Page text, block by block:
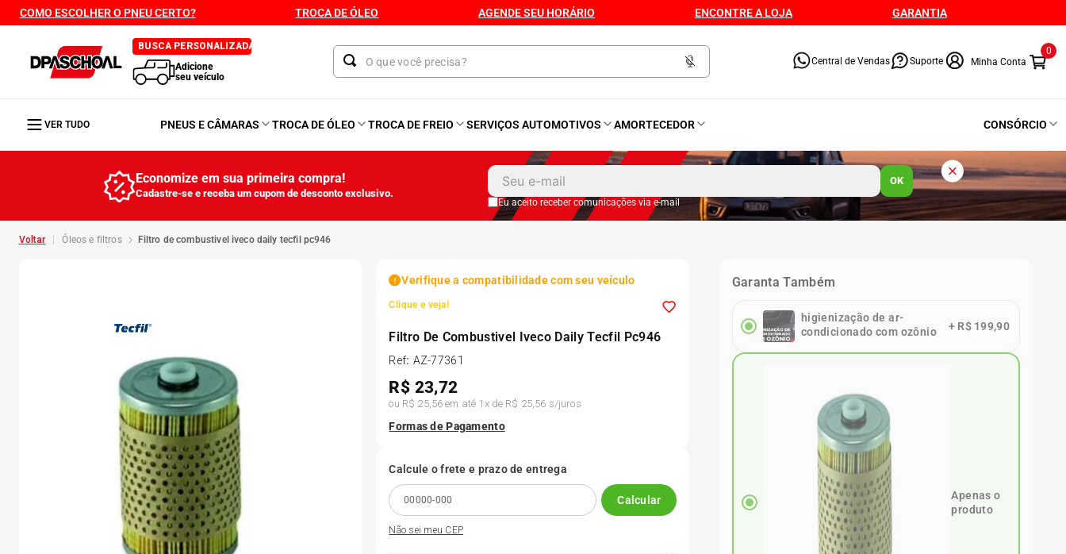
COMO ESCOLHER O PNEU CERTO? TROCA DE ÓLEO AGENDE SEU HORÁRIO ENCONTRE A LOJA GARANTIA
BUSCA PERSONALIZADA
Adicione
seu veículo
Central de Vendas Suporte
0
VER TUDO PNEUS E CÂMARAS TROCA DE ÓLEO TROCA DE FREIO SERVIÇOS AUTOMOTIVOS AMORTECEDOR CONSÓRCIO
Economize em sua primeira compra!
Cadastre-se e receba um cupom de desconto exclusivo.
OK
Eu aceito receber comunicações via e-mail
óleos e filtros filtro de combustivel iveco daily tecfil pc946
Verifique a compatibilidade com seu veículo
Clique e veja!
Filtro De Combustivel Iveco Daily Tecfil Pc946
Ref: AZ-77361
R$ 23,72
ou R$ 25,56 em até 1 x de R$ 25,56 s/juros
Formas de Pagamento
Calcule o frete e prazo de entrega
Calcular
Não sei meu CEP
Garanta Também
higienização de ar-
condicionado com ozônio
+ R$ 199,90
Apenas o
produto
1º Kit 4 Pneu
2º Bproauto
185 60r15
205 55r16
195 55r15
175 65 14